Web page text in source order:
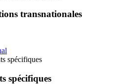
transnationales
spécifiques
spécifiques